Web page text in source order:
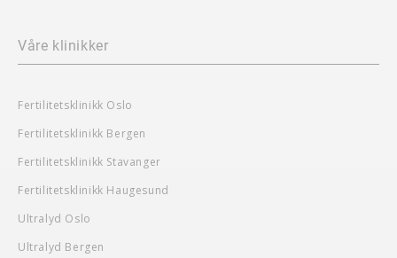
Våre klinikker
Fertilitetsklinikk Oslo
Fertilitetsklinikk Bergen
Fertilitetsklinikk Stavanger
Fertilitetsklinikk Haugesund
Ultralyd Oslo
Ultralyd Bergen